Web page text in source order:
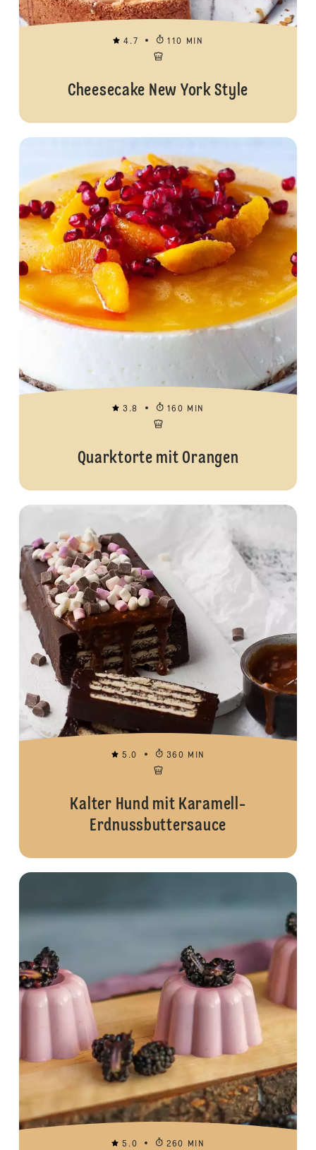
4.7 110 MIN
Cheesecake New York Style
3.8 160 MIN
Quarktorte mit Orangen
5.0 360 MIN
Kalter Hund mit Karamell-
Erdnussbuttersauce
5.0 260 MIN